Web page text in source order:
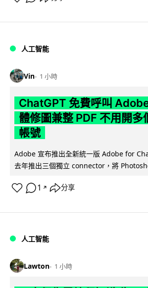
人工智能
Vin 1 小時
ChatGPT 免費呼叫
體修圖兼整 PDF 不用開多
帳號
Adobe 宣布推出全新統一版 Adobe for
去年推出三個獨立 connector，將
1 ↗ 分享
人工智能
Lawton 1 小時